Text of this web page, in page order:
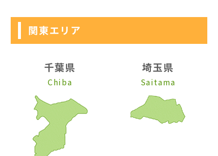
関東エリア
千葉県
Chiba
埼玉県
Saitama